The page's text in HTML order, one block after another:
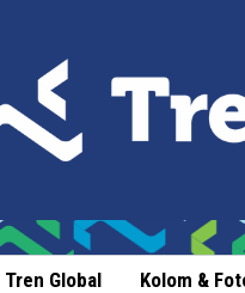
Tren Global Kolom &